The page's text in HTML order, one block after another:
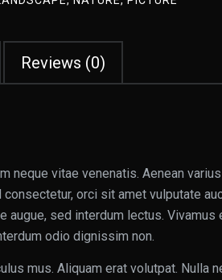
Reviews (0)
neque vitae venenatis. Aenean varius
orci sit amet vulputate
augue, sed interdum lectus. Vivamus
odio dignissim non.
mus. Aliquam erat volutpat. Nulla